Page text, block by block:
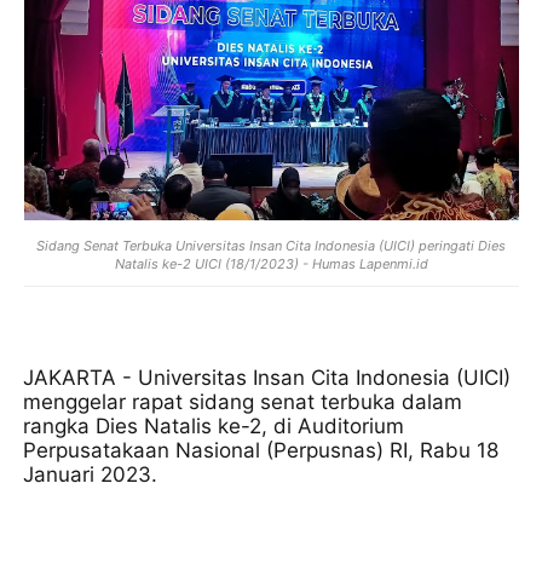
Sidang Senat Terbuka Universitas Insan Cita Indonesia (UICI) peringati Dies
Natalis ke-2 UICI (18/1/2023) - Humas Lapenmi.id
JAKARTA - Universitas Insan Cita Indonesia (UICI)
menggelar rapat sidang senat terbuka dalam
rangka Dies Natalis ke-2, di Auditorium
Perpusatakaan Nasional (Perpusnas) RI, Rabu 18
Januari 2023.